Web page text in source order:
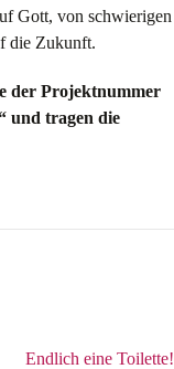
Gott, von schwierigen
die Zukunft.
der Projektnummer
und tragen die
Endlich eine Toilette!